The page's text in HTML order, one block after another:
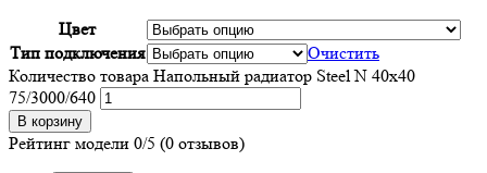
Цвет
Тип подключения
Очистить
Количество товара Напольный радиатор Steel N 40х40
75/3000/640
В корзину
Рейтинг модели 0/5 (0 отзывов)